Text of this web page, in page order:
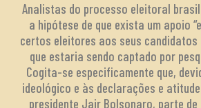
Analistas do processo eleitoral
a hipótese de que exista um apoio
certos eleitores aos seus candidatos
que estaria sendo captado por
Cogita-se especificamente que,
ideológico e às declarações e
presidente Jair Bolsonaro, parte